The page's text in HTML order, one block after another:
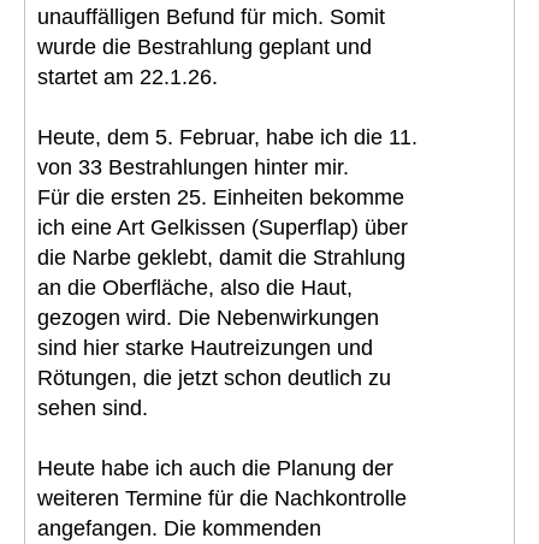
unauffälligen Befund für mich. Somit
wurde die Bestrahlung geplant und
startet am 22.1.26.
Heute, dem 5. Februar, habe ich die 11.
von 33 Bestrahlungen hinter mir.
Für die ersten 25. Einheiten bekomme
ich eine Art Gelkissen (Superflap) über
die Narbe geklebt, damit die Strahlung
an die Oberfläche, also die Haut,
gezogen wird. Die Nebenwirkungen
sind hier starke Hautreizungen und
Rötungen, die jetzt schon deutlich zu
sehen sind.
Heute habe ich auch die Planung der
weiteren Termine für die Nachkontrolle
angefangen. Die kommenden